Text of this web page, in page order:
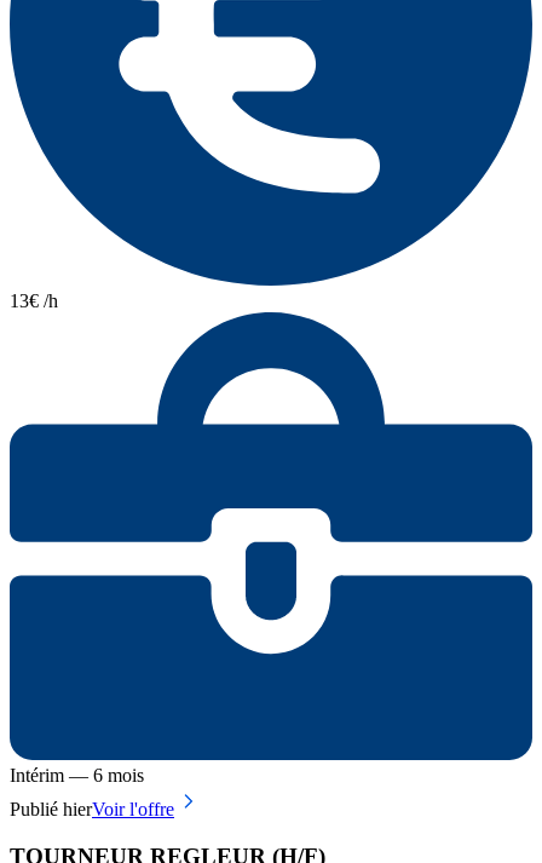
13€ /h
Intérim — 6 mois
Publié hierVoir l'offre
TOURNEUR REGLEUR (H/F)